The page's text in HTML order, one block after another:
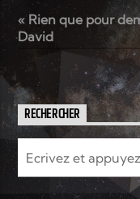
« Rien que pour
David
RECHERCHER